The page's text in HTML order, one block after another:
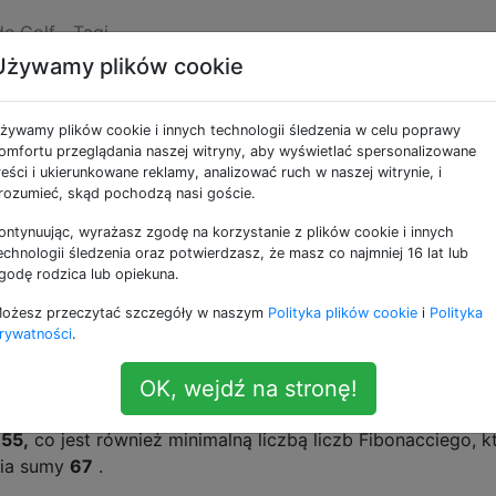
Golf Tagi
fibonacciego!
N (mniejszą niż 106), znajdź minimalny sposób,
tylko liczb Fibonacciego - ta partycja nazywa się
więcej niż jeden raz i jeśli istnieje więcej niż
to
wówczas jednym z możliwych wyników może być
co jest również minimalną liczbą liczb Fibonacciego,
sumy 67 .
plików cookie
plików cookie i innych technologii śledzenia w celu poprawy
przeglądania naszej witryny, aby wyświetlać spersonalizowane
i ukierunkowane reklamy, analizować ruch w naszej witrynie, i
skąd pochodzą nasi goście.
wyrażasz zgodę na korzystanie z plików cookie i innych
śledzenia oraz potwierdzasz, że masz co najmniej 16 lat lub
rodzica lub opiekuna.
przeczytać szczegóły w naszym Polityka plików cookie i Polityka
.
OK, wejdź na stronę!